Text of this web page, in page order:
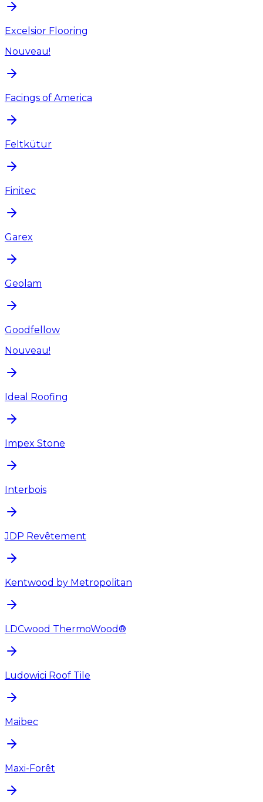
Excelsior Flooring
Nouveau!
Facings of America
Feltkütur
Finitec
Garex
Geolam
Goodfellow
Nouveau!
Ideal Roofing
Impex Stone
Interbois
JDP Revêtement
Kentwood by Metropolitan
LDCwood ThermoWood®
Ludowici Roof Tile
Maibec
Maxi-Forêt